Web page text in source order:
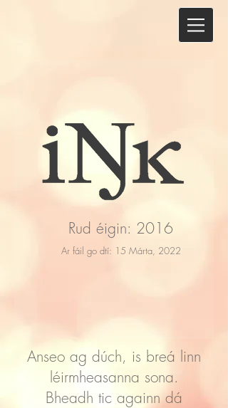
Rud éigin: 2016
Ar fáil go dtí: 15 Márta, 2022
Anseo ag dúch, is breá linn
léirmheasanna sona.
Bheadh tic againn dá